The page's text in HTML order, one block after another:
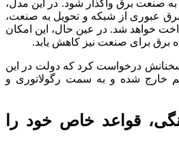
صنعت برق واگذار شود. در این مدل،
عبوری از شبکه و تحویل به صنعت،
خواهد شد. در عین حال، این امکان
برق برای صنعت نیز کاهش یابد.
درخواست کرد که دولت در این
خارج شده و به سمت رگولاتوری و
قواعد خاص خود را